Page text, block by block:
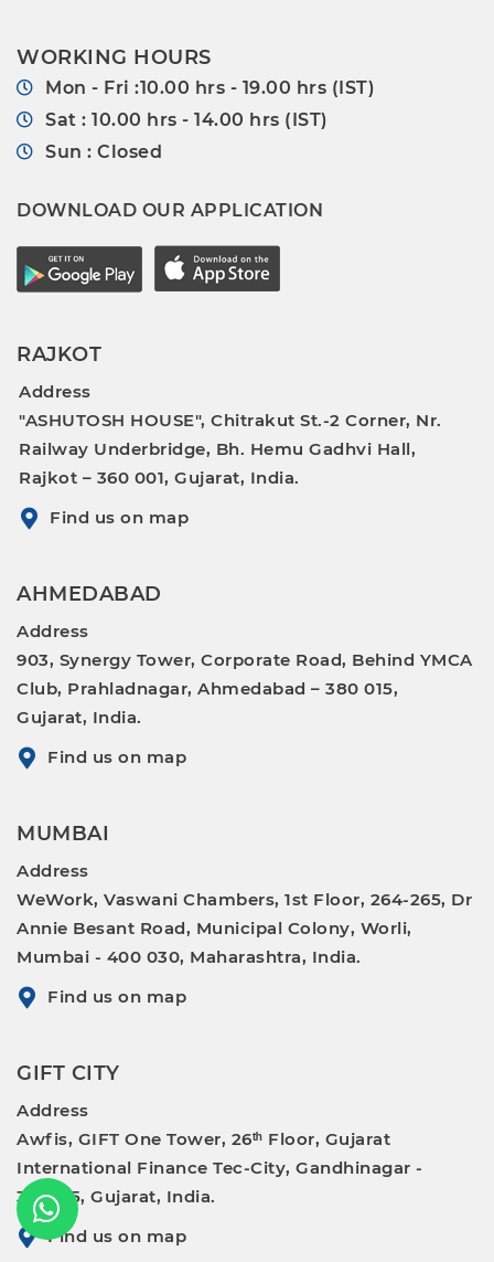
WORKING HOURS
Mon - Fri :10.00 hrs - 19.00 hrs (IST)
Sat : 10.00 hrs - 14.00 hrs (IST)
Sun : Closed
DOWNLOAD OUR APPLICATION
RAJKOT
Address
"ASHUTOSH HOUSE", Chitrakut St.-2 Corner, Nr.
Railway Underbridge, Bh. Hemu Gadhvi Hall,
Rajkot – 360 001, Gujarat, India.
Find us on map
AHMEDABAD
Address
903, Synergy Tower, Corporate Road, Behind YMCA
Club, Prahladnagar, Ahmedabad – 380 015,
Gujarat, India.
Find us on map
MUMBAI
Address
WeWork, Vaswani Chambers, 1st Floor, 264-265, Dr
Annie Besant Road, Municipal Colony, Worli,
Mumbai - 400 030, Maharashtra, India.
Find us on map
GIFT CITY
Address
Awfis, GIFT One Tower, 26ᵗʰ Floor, Gujarat
International Finance Tec-City, Gandhinagar -
382355, Gujarat, India.
Find us on map